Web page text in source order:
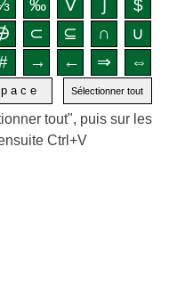
tout", puis sur les
Ctrl+V